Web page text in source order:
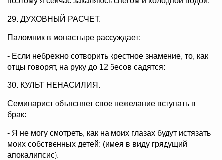
29. ДУХОВНЫЙ РАСЧЕТ.
Паломник в монастыре рассуждает:
- Если небрежно сотворить крестное знамение, то, как
отцы говорят, на руку до 12 бесов садятся:
30. КУЛЬТ НЕНАСИЛИЯ.
Семинарист объясняет свое нежелание вступать в
брак:
- Я не могу смотреть, как на моих глазах будут истязать
моих собственных детей: (имея в виду грядущий
апокалипсис).